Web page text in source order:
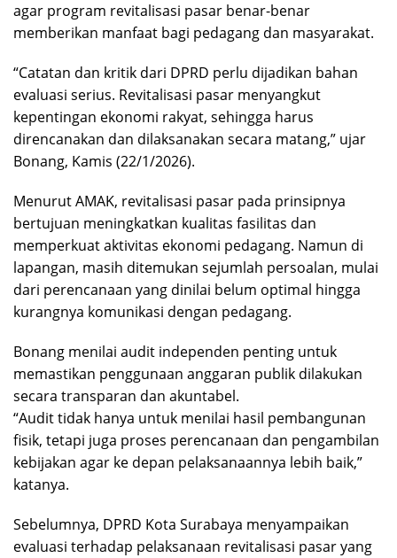
agar program revitalisasi pasar benar-benar
memberikan manfaat bagi pedagang dan masyarakat.
“Catatan dan kritik dari DPRD perlu dijadikan bahan
evaluasi serius. Revitalisasi pasar menyangkut
kepentingan ekonomi rakyat, sehingga harus
direncanakan dan dilaksanakan secara matang,” ujar
Bonang, Kamis (22/1/2026).
Menurut AMAK, revitalisasi pasar pada prinsipnya
bertujuan meningkatkan kualitas fasilitas dan
memperkuat aktivitas ekonomi pedagang. Namun di
lapangan, masih ditemukan sejumlah persoalan, mulai
dari perencanaan yang dinilai belum optimal hingga
kurangnya komunikasi dengan pedagang.
Bonang menilai audit independen penting untuk
memastikan penggunaan anggaran publik dilakukan
secara transparan dan akuntabel.
“Audit tidak hanya untuk menilai hasil pembangunan
fisik, tetapi juga proses perencanaan dan pengambilan
kebijakan agar ke depan pelaksanaannya lebih baik,”
katanya.
Sebelumnya, DPRD Kota Surabaya menyampaikan
evaluasi terhadap pelaksanaan revitalisasi pasar yang